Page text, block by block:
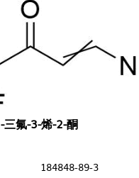
氟-3-烯-2-酮
184848-89-3